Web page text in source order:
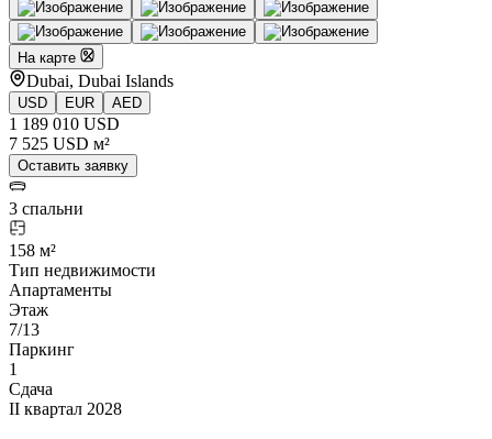
На карте
Dubai, Dubai Islands
USD EUR AED
1 189 010 USD
7 525 USD м²
Оставить заявку
3 спальни
158 м²
Тип недвижимости
Апартаменты
Этаж
7/13
Паркинг
1
Сдача
II квартал 2028